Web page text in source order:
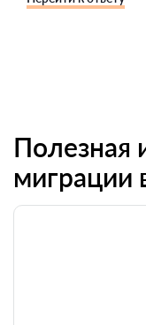
Полезная
миграции